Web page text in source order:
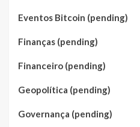
Eventos Bitcoin (pending)
Finanças (pending)
Financeiro (pending)
Geopolítica (pending)
Governança (pending)